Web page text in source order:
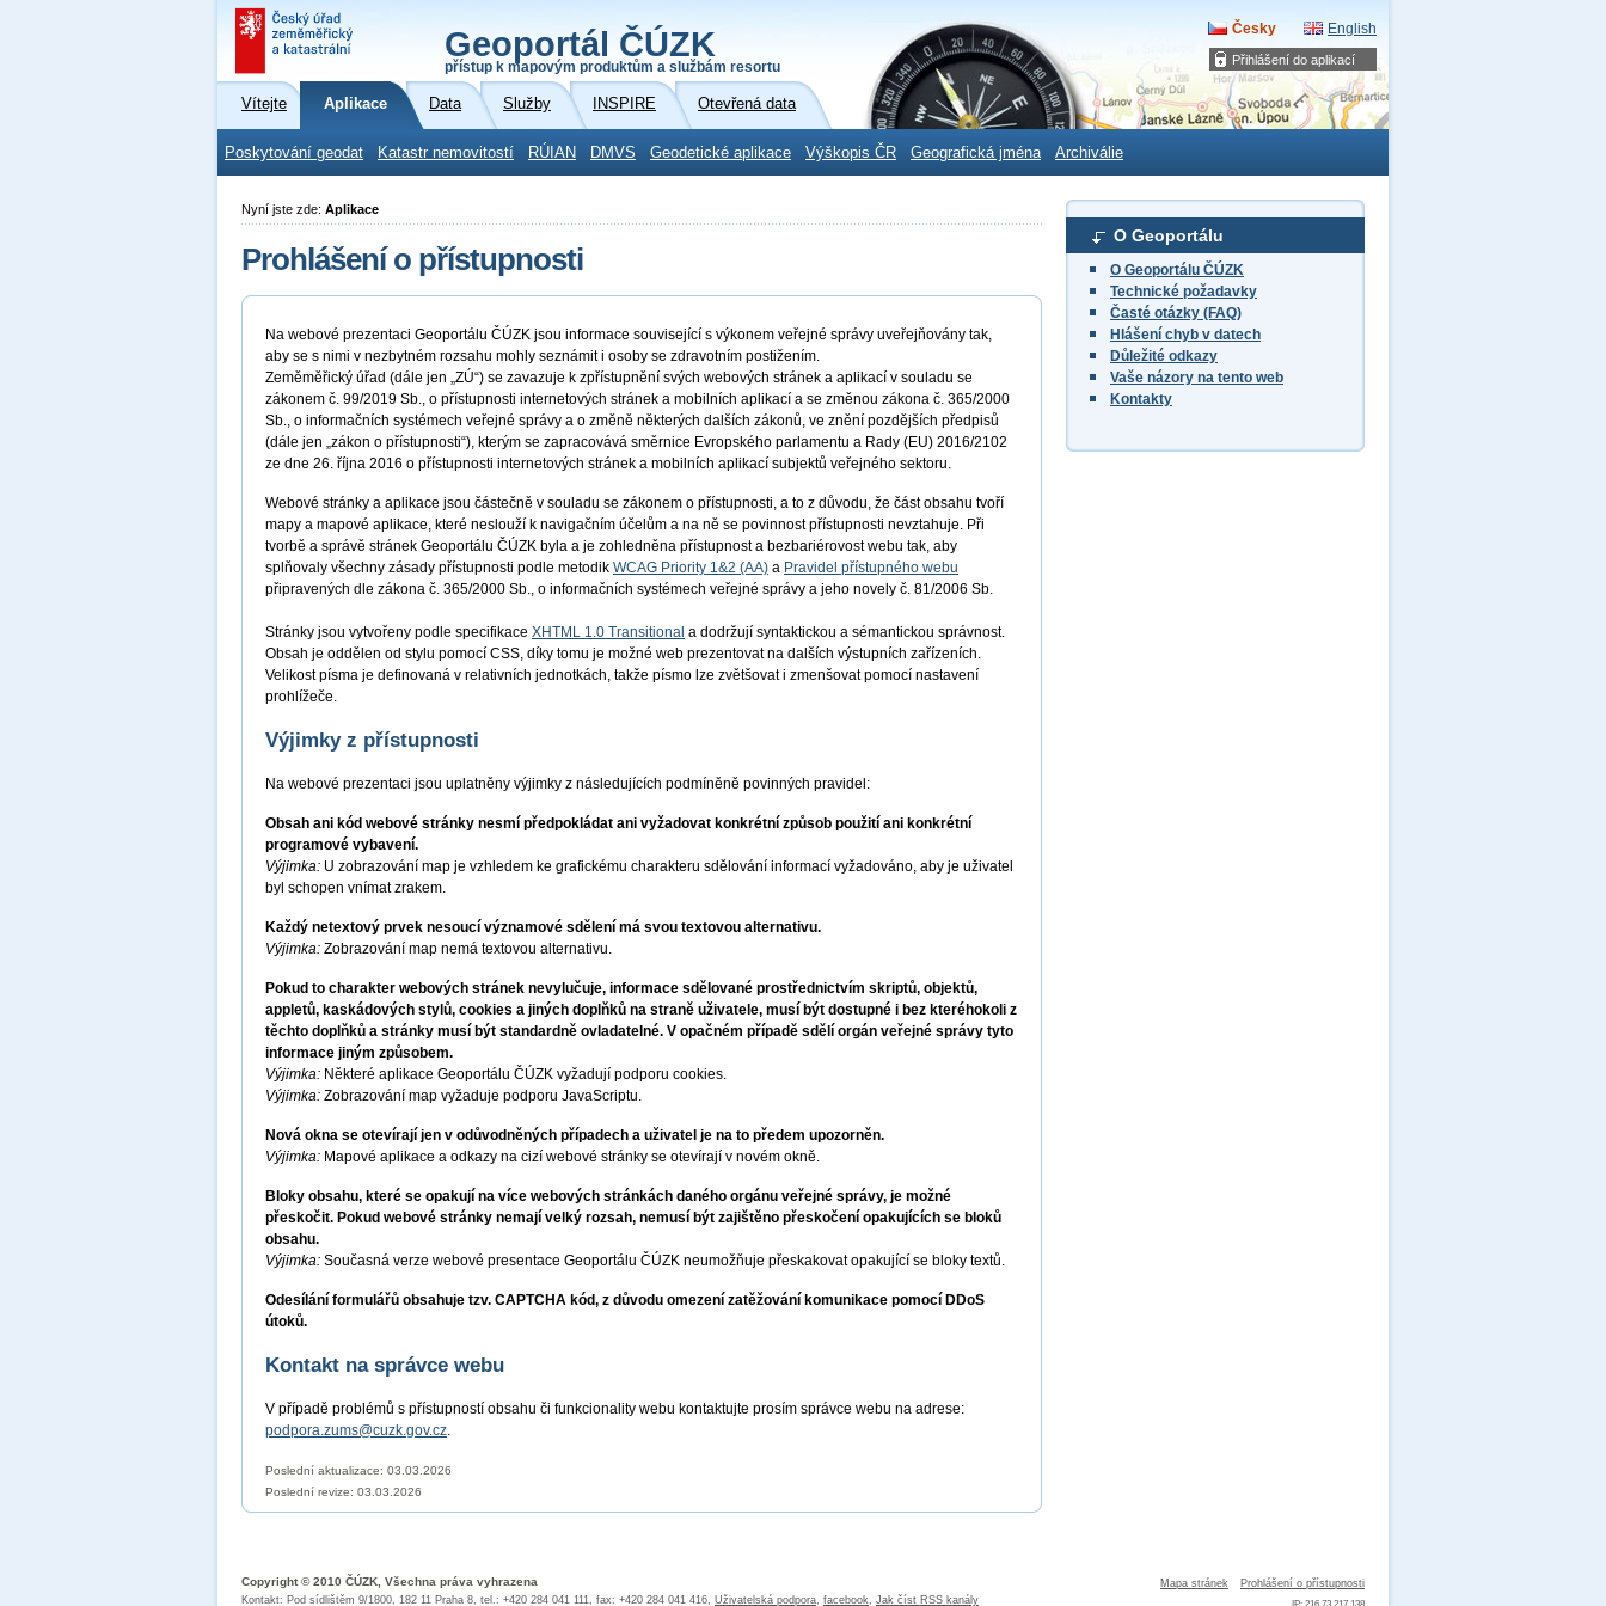
Přihlášení do aplikací
Geoportál ČÚZK
přístup k mapovým produktům a službám resortu
Česky English
Vítejte Aplikace Data Služby INSPIRE Otevřená data
Poskytování geodat Katastr nemovitostí RÚIAN DMVS Geodetické aplikace Výškopis ČR Geografická jména Archiválie
O Geoportálu
O Geoportálu ČÚZK
Technické požadavky
Časté otázky (FAQ)
Hlášení chyb v datech
Důležité odkazy
Vaše názory na tento web
Kontakty
Nyní jste zde: Aplikace
Prohlášení o přístupnosti
Na webové prezentaci Geoportálu ČÚZK jsou informace související s výkonem veřejné správy uveřejňovány tak,
aby se s nimi v nezbytném rozsahu mohly seznámit i osoby se zdravotním postižením.
Zeměměřický úřad (dále jen „ZÚ“) se zavazuje k zpřístupnění svých webových stránek a aplikací v souladu se
zákonem č. 99/2019 Sb., o přístupnosti internetových stránek a mobilních aplikací a se změnou zákona č. 365/2000
Sb., o informačních systémech veřejné správy a o změně některých dalších zákonů, ve znění pozdějších předpisů
(dále jen „zákon o přístupnosti“), kterým se zapracovává směrnice Evropského parlamentu a Rady (EU) 2016/2102
ze dne 26. října 2016 o přístupnosti internetových stránek a mobilních aplikací subjektů veřejného sektoru.
Webové stránky a aplikace jsou částečně v souladu se zákonem o přístupnosti, a to z důvodu, že část obsahu tvoří
mapy a mapové aplikace, které neslouží k navigačním účelům a na ně se povinnost přístupnosti nevztahuje. Při
tvorbě a správě stránek Geoportálu ČÚZK byla a je zohledněna přístupnost a bezbariérovost webu tak, aby
splňovaly všechny zásady přístupnosti podle metodik WCAG Priority 1&2 (AA) a Pravidel přístupného webu
připravených dle zákona č. 365/2000 Sb., o informačních systémech veřejné správy a jeho novely č. 81/2006 Sb.
Stránky jsou vytvořeny podle specifikace XHTML 1.0 Transitional a dodržují syntaktickou a sémantickou správnost.
Obsah je oddělen od stylu pomocí CSS, díky tomu je možné web prezentovat na dalších výstupních zařízeních.
Velikost písma je definovaná v relativních jednotkách, takže písmo lze zvětšovat i zmenšovat pomocí nastavení
prohlížeče.
Výjimky z přístupnosti
Na webové prezentaci jsou uplatněny výjimky z následujících podmíněně povinných pravidel:
Obsah ani kód webové stránky nesmí předpokládat ani vyžadovat konkrétní způsob použití ani konkrétní
programové vybavení.
Výjimka: U zobrazování map je vzhledem ke grafickému charakteru sdělování informací vyžadováno, aby je uživatel
byl schopen vnímat zrakem.
Každý netextový prvek nesoucí významové sdělení má svou textovou alternativu.
Výjimka: Zobrazování map nemá textovou alternativu.
Pokud to charakter webových stránek nevylučuje, informace sdělované prostřednictvím skriptů, objektů,
appletů, kaskádových stylů, cookies a jiných doplňků na straně uživatele, musí být dostupné i bez kteréhokoli z
těchto doplňků a stránky musí být standardně ovladatelné. V opačném případě sdělí orgán veřejné správy tyto
informace jiným způsobem.
Výjimka: Některé aplikace Geoportálu ČÚZK vyžadují podporu cookies.
Výjimka: Zobrazování map vyžaduje podporu JavaScriptu.
Nová okna se otevírají jen v odůvodněných případech a uživatel je na to předem upozorněn.
Výjimka: Mapové aplikace a odkazy na cizí webové stránky se otevírají v novém okně.
Bloky obsahu, které se opakují na více webových stránkách daného orgánu veřejné správy, je možné
přeskočit. Pokud webové stránky nemají velký rozsah, nemusí být zajištěno přeskočení opakujících se bloků
obsahu.
Výjimka: Současná verze webové presentace Geoportálu ČÚZK neumožňuje přeskakovat opakující se bloky textů.
Odesílání formulářů obsahuje tzv. CAPTCHA kód, z důvodu omezení zatěžování komunikace pomocí DDoS
útoků.
Kontakt na správce webu
V případě problémů s přístupností obsahu či funkcionality webu kontaktujte prosím správce webu na adrese:
podpora.zums@cuzk.gov.cz.
Poslední aktualizace: 03.03.2026
Poslední revize: 03.03.2026
Mapa stránek Prohlášení o přístupnosti
Copyright © 2010 ČÚZK, Všechna práva vyhrazena
Kontakt: Pod sídlištěm 9/1800, 182 11 Praha 8, tel.: +420 284 041 111, fax: +420 284 041 416, Uživatelská podpora, facebook, Jak číst RSS kanály